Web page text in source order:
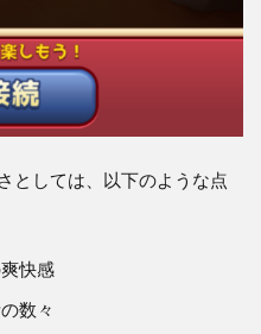
としては、以下のような点
快感
数々